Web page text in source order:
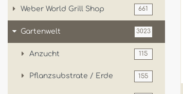
Weber World Grill Shop 661
Gartenwelt 3023
Anzucht 115
Pflanzsubstrate / Erde 155